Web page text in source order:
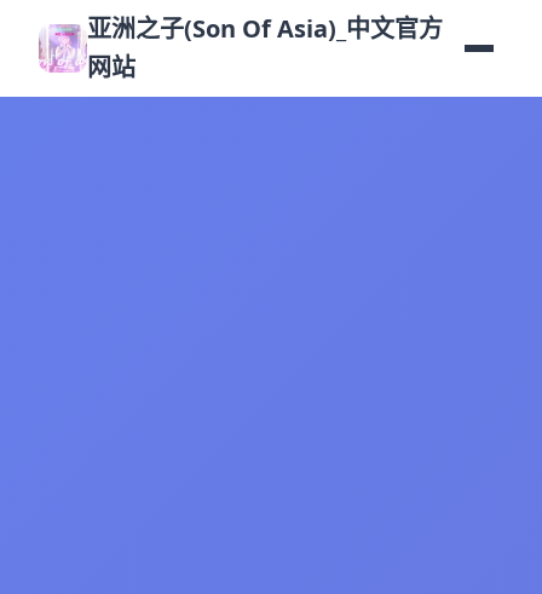
亚洲之子(Son Of Asia)_中文官方
网站